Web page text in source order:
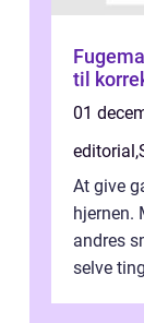
til
01
editorial ,
At give
hjernen.
andres
selve